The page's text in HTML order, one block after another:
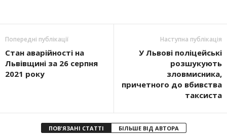
Попередні публікації
Стан аварійності на
Львівщині за 26 серпня
2021 року
Наступна публікація
У Львові поліцейські
розшукують
зловмисника,
причетного до вбивства
таксиста
ПОВ'ЯЗАНІ СТАТТІ БІЛЬШЕ ВІД АВТОРА